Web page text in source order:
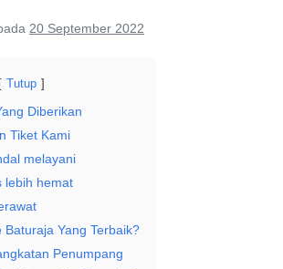
20 September 2022
Tutup
Diberikan
Tiket Kami
melayani
lebih hemat
Baturaja Yang Terbaik?
Penumpang